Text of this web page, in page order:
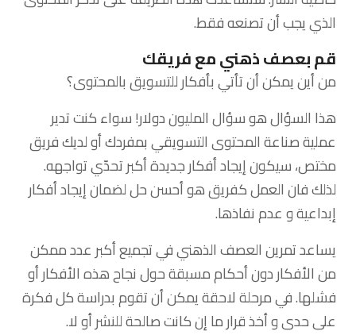
الذي يجب أن تصنعه فقط.
قم بعصف ذهني مع فريقك
من أين يمكن أن تأتي بأفكار للتسويق بالمحتوى؟
هذا السؤال هو سؤال المليون دولار! سواء كنت تدير
عملية صناعة المحتوى التسويقي بمفردك أو لديك فريق
مختص، سيكون إيجاد أفكار جديدة أكبر تحدّي تواجهه.
لذلك فان العمل كفريق هو أحسن حل لضمان إيجاد أفكار
إبداعية و عدم نفاذها.
يساعد تمرين العصف الذهني في تجميع أكبر عدد ممكن
من الأفكار دون أحكام مسبقة حول نجاح هذه الأفكار أو
فشلها. في مرحلة لاحقة يمكن أن تقوم بدراسة كل فكرة
على حدى و أخذ قرار ما إن كانت صالحة للنشر أو لا.